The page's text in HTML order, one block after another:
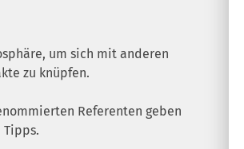
um sich mit anderen
zu knüpfen.
Referenten geben